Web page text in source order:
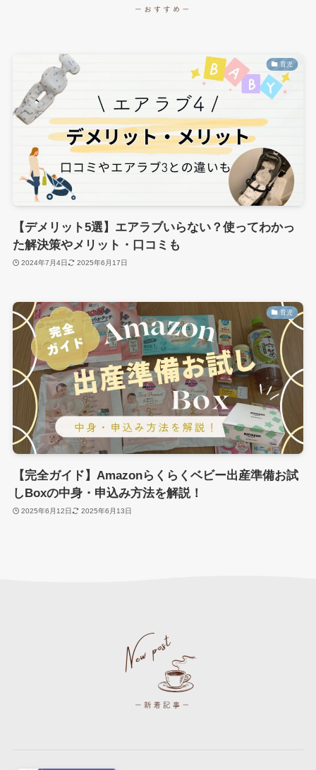
育児
【デメリット5選】エアラブいらない？使ってわかっ
た解決策やメリット・口コミも
2024年7月4日 2025年6月17日
育児
【完全ガイド】Amazonらくらくベビー出産準備お試
しBoxの中身・申込み方法を解説！
2025年6月12日 2025年6月13日